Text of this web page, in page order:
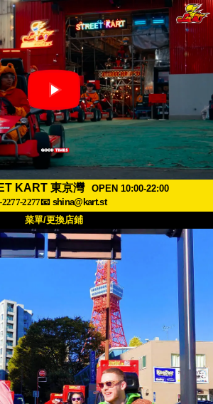
KART 東京灣
OPEN 10:00-22:00
2277📧 shina@kart.st
菜單/更換店鋪
首頁
預訂
更換店鋪
東京 秋葉原 #1
東京 澀谷